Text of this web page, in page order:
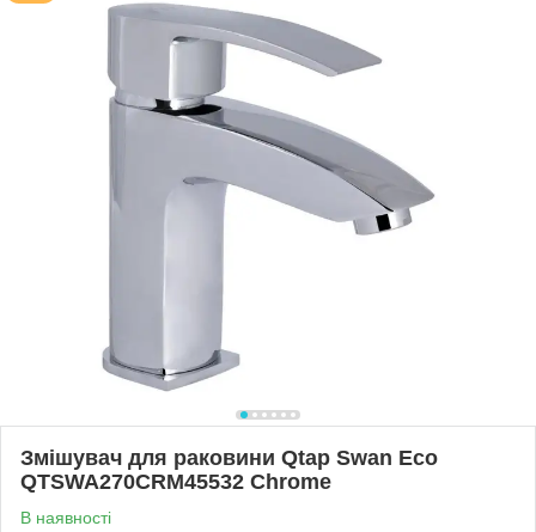
Змішувач для раковини Qtap Swan Eco
QTSWA270CRM45532 Chrome
В наявності